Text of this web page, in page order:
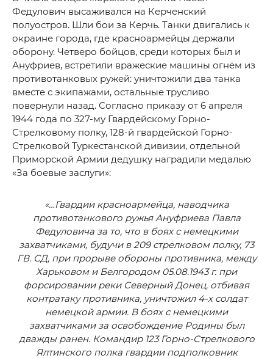
Федулович высаживался на Керченский
полуостров. Шли бои за Керчь. Танки двигались к
окраине города, где красноармейцы держали
оборону. Четверо бойцов, среди которых был и
Ануфриев, встретили вражеские машины огнём из
противотанковых ружей: уничтожили два танка
вместе с экипажами, остальные трусливо
повернули назад. Согласно приказу от 6 апреля
1944 года по 327-му Гвардейскому Горно-
Стрелковому полку, 128-й гвардейской Горно-
Стрелковой Туркестанской дивизии, отдельной
Приморской Армии дедушку наградили медалью
«За боевые заслуги»:
«…Гвардии красноармейца, наводчика
противотанкового ружья Ануфриева Павла
Федуловича за то, что в боях с немецкими
захватчиками, будучи в 209 стрелковом полку, 73
ГВ. СД, при прорыве обороны противника, между
Харьковом и Белгородом 05.08.1943 г. при
форсировании реки Северный Донец, отбивая
контратаку противника, уничтожил 4-х солдат
немецкой армии. В боях с немецкими
захватчиками за освобождение Родины был
дважды ранен. Командир 123 Горно-Стрелкового
Ялтинского полка гвардии подполковник